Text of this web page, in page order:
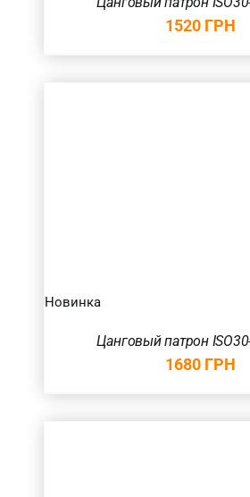
1520 ГРН
Новинка
Цанговый патрон
1680 ГРН